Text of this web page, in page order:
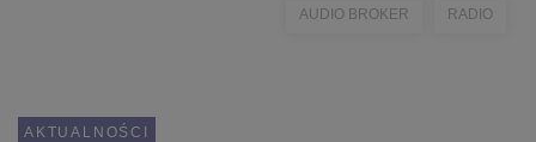
AUDIO BROKER RADIO
AKTUALNOŚCI